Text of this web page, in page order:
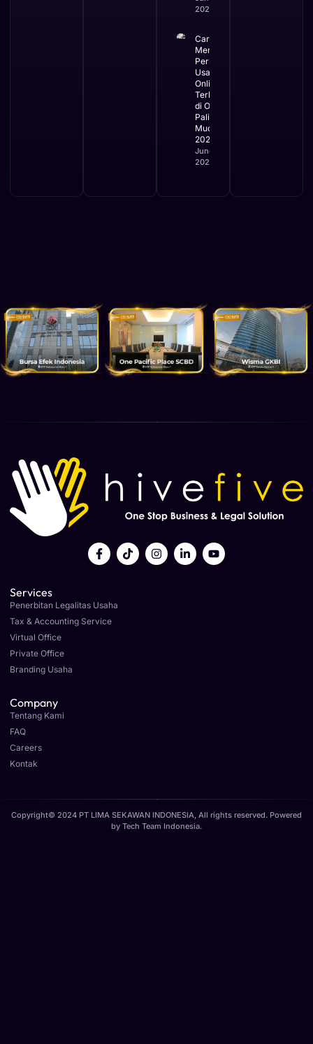
2026
Cara
Mengurus
Perizinan
Usaha
Online
Terbaru
di OSS
Paling
Mudah
2026
June 2,
2026
Services
Penerbitan Legalitas Usaha
Tax & Accounting Service
Virtual Office
Private Office
Branding Usaha
Company
Tentang Kami
FAQ
Careers
Kontak
Copyright© 2024 PT LIMA SEKAWAN INDONESIA, All rights reserved. Powered
by Tech Team Indonesia.